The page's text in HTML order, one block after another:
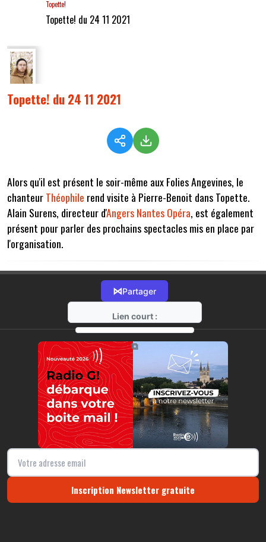
Topette!
Topette! du 24 11 2021
Topette! du 24 11 2021
Alors qu'il est présent le soir-même aux Folies Angevines, le
chanteurThéophile rend visite à Pierre-Benoit dans Topette.
Alain Surens, directeur d'Angers Nantes Opéra, est également
présent pour parler des prochains spectacles mis en place par
l'organisation.
⋈Partager
Lien court :
https://radio-g.fr?7007
⧉
Inscription Newsletter gratuite